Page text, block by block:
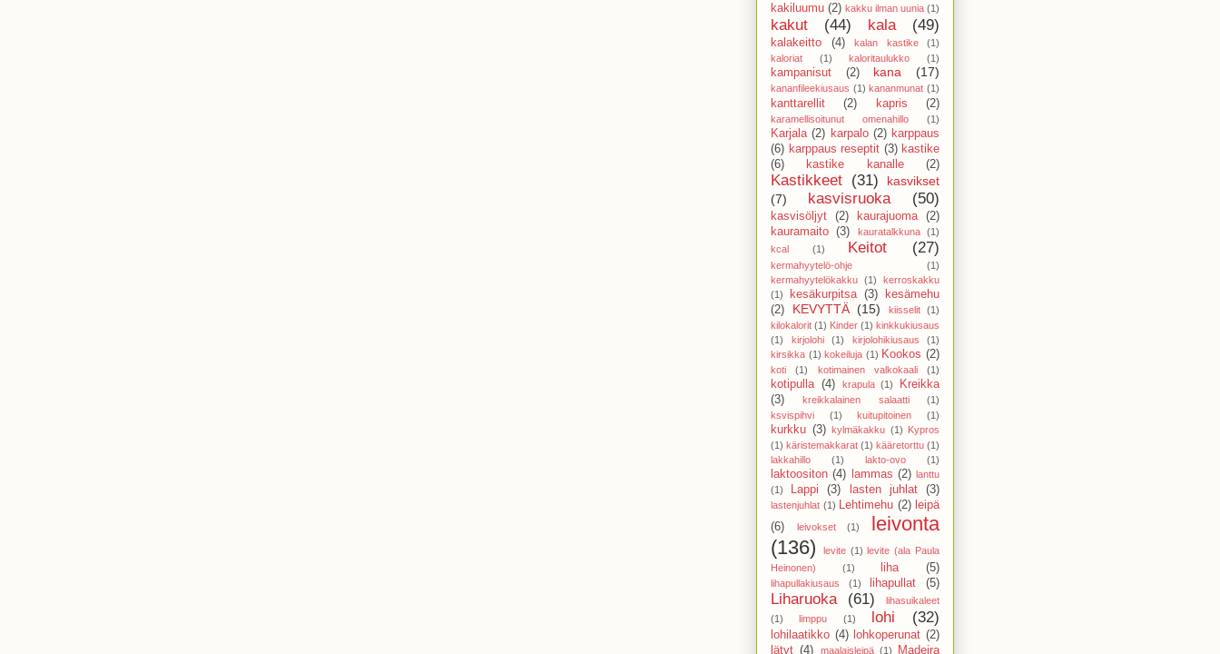
kakiluumu (2) kakku ilman uunia (1)
kakut (44) kala (49)
kalakeitto (4) kalan kastike
(1)
kaloriat
(1) kaloritaulukko (1)
kampanisut (2) kana (17)
kananfileekiusaus (1) kananmunat (1)
kanttarellit (2) kapris (2)
karamellisoitunut omenahillo (1)
Karjala (2) karpalo (2) karppaus
(6) karppaus reseptit (3) kastike
(6)
kastike kanalle (2)
Kastikkeet (31)
kasvikset
(7)
kasvisruoka (50)
kasvisöljyt (2) kaurajuoma
(2)
kauramaito (3) kauratalkkuna
(1)
kcal
(1) Keitot (27)
kermahyytelö-ohje
(1)
kermahyytelökakku (1)
kerroskakku
(1)
kesäkurpitsa (3)
kesämehu
(2)
KEVYTTÄ (15) kiisselit
(1)
kilokalorit (1) Kinder (1) kinkkukiusaus
(1)
kirjolohi (1) kirjolohikiusaus
(1)
kirsikka (1) kokeiluja (1) Kookos (2)
koti (1) kotimainen valkokaali (1)
kotipulla (4) krapula (1)
Kreikka
(3)
kreikkalainen salaatti
(1)
ksvispihvi
(1) kuitupitoinen (1)
kurkku (3) kylmäkakku (1) Kypros
(1) käristemakkarat (1) kääretorttu (1)
lakkahillo
(1) lakto-ovo (1)
laktoositon (4) lammas (2) lanttu
(1)
Lappi (3) lasten juhlat (3)
lastenjuhlat (1) Lehtimehu (2) leipä
(6)
leivokset (1)
leivonta
(136)
levite (1) levite (ala Paula
Heinonen)
(1) liha (5)
lihapullakiusaus (1) lihapullat (5)
Liharuoka (61)
lihasuikaleet
(1)
limppu (1) lohi (32)
lohilaatikko (4) lohkoperunat (2)
lätyt (4) maalaisleipä (1)
Madeira